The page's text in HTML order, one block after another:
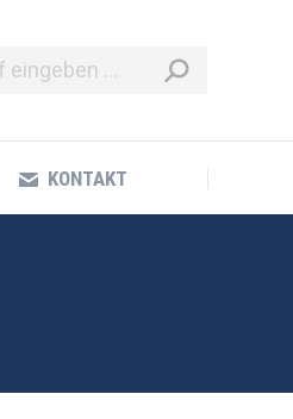
KONTAKT